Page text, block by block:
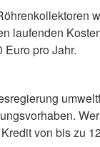
laufenden
pro Jahr.
von bis zu